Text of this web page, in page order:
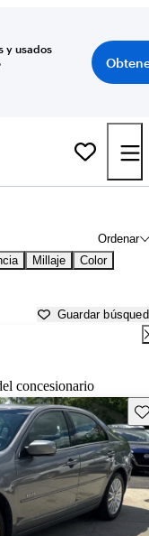
y usados
Ordenar
Millaje Color
Guardar
concesionario